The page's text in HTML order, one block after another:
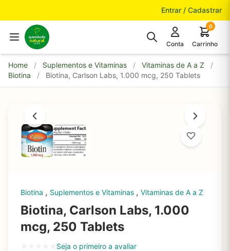
Entrar / Cadastrar
Conta
0
Carrinho
Home / Suplementos e Vitaminas / Vitaminas de A a Z
/
Biotina
/ Biotina, Carlson Labs, 1.000 mcg, 250 Tablets
Biotina , Suplementos e Vitaminas , Vitaminas de A a Z
Biotina, Carlson Labs, 1.000
mcg, 250 Tablets
Seja o primeiro a avaliar